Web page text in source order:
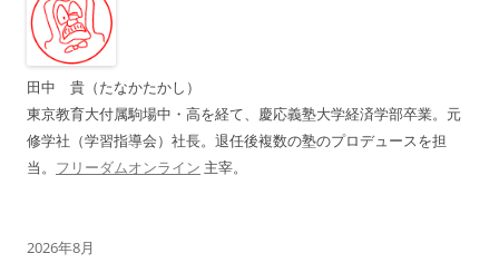
シ
ョ
田中 貴（たなかたかし）
東京教育大付属駒場中・高を経て、慶応義塾大学経済学部卒業。元
修学社（学習指導会）社長。退任後複数の塾のプロデュースを担
当。 フリーダムオンライン 主宰。
2026年8月